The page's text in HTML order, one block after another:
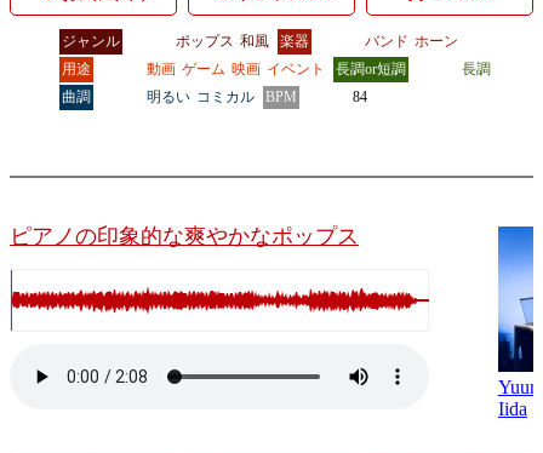
ジャンル ポップス 和風 楽器 バンド ホーン
用途
動画 ゲーム 映画 イベント 長調or短調
長調
曲調
明るい コミカル BPM 84
ピアノの印象的な爽やかなポップス
Iida